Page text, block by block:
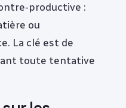
productive :
ou
La clé est de
toute tentative